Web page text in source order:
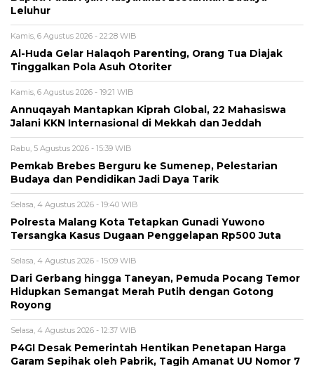
Leluhur
Kamis, 6 Agustus 2026 - 22:28 WIB
Al-Huda Gelar Halaqoh Parenting, Orang Tua Diajak
Tinggalkan Pola Asuh Otoriter
Kamis, 6 Agustus 2026 - 19:21 WIB
Annuqayah Mantapkan Kiprah Global, 22 Mahasiswa
Jalani KKN Internasional di Mekkah dan Jeddah
Rabu, 5 Agustus 2026 - 15:39 WIB
Pemkab Brebes Berguru ke Sumenep, Pelestarian
Budaya dan Pendidikan Jadi Daya Tarik
Selasa, 4 Agustus 2026 - 19:40 WIB
Polresta Malang Kota Tetapkan Gunadi Yuwono
Tersangka Kasus Dugaan Penggelapan Rp500 Juta
Selasa, 4 Agustus 2026 - 15:09 WIB
Dari Gerbang hingga Taneyan, Pemuda Pocang Temor
Hidupkan Semangat Merah Putih dengan Gotong
Royong
Selasa, 4 Agustus 2026 - 12:37 WIB
P4GI Desak Pemerintah Hentikan Penetapan Harga
Garam Sepihak oleh Pabrik, Tagih Amanat UU Nomor 7